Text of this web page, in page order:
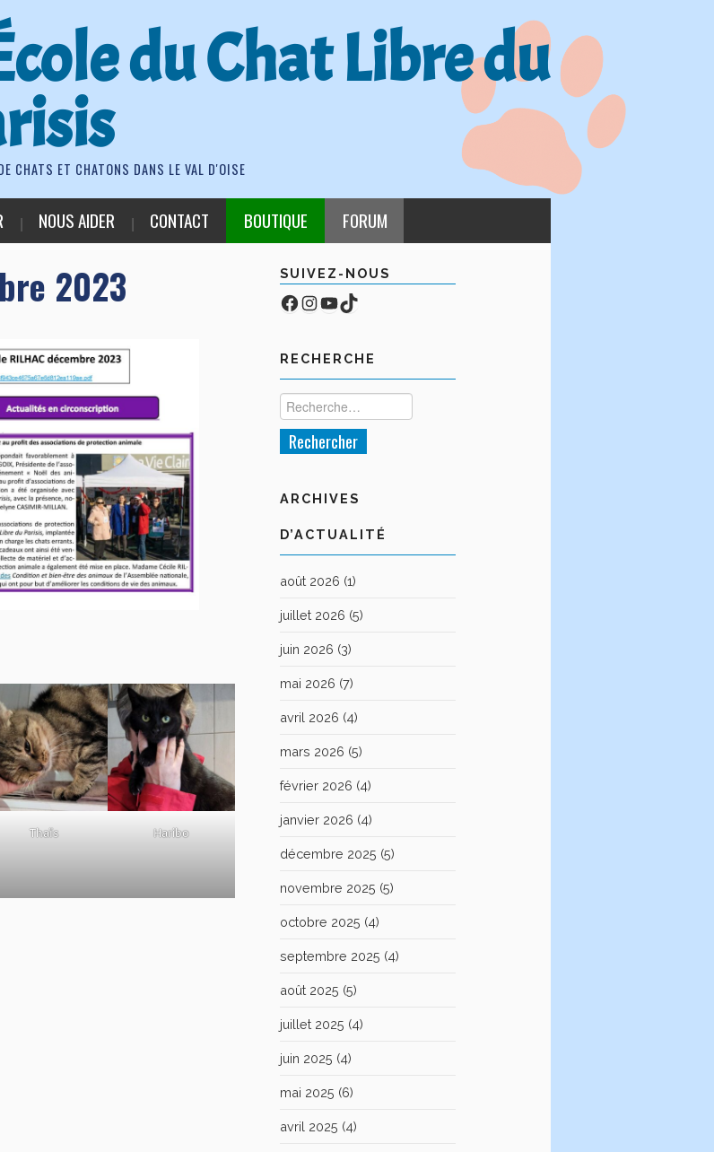
du Chat Libre du
CHATS ET CHATONS DANS LE VAL D'OISE
NOUS AIDER CONTACT BOUTIQUE FORUM
2023
Thaïs Haribo
SUIVEZ-NOUS
Facebook
Compte Instagram
YouTube
TikTok
RECHERCHE
ARCHIVES
D’ACTUALITÉ
août 2026 (1)
juillet 2026 (5)
juin 2026 (3)
mai 2026 (7)
avril 2026 (4)
mars 2026 (5)
février 2026 (4)
janvier 2026 (4)
décembre 2025 (5)
novembre 2025 (5)
octobre 2025 (4)
septembre 2025 (4)
août 2025 (5)
juillet 2025 (4)
juin 2025 (4)
mai 2025 (6)
avril 2025 (4)